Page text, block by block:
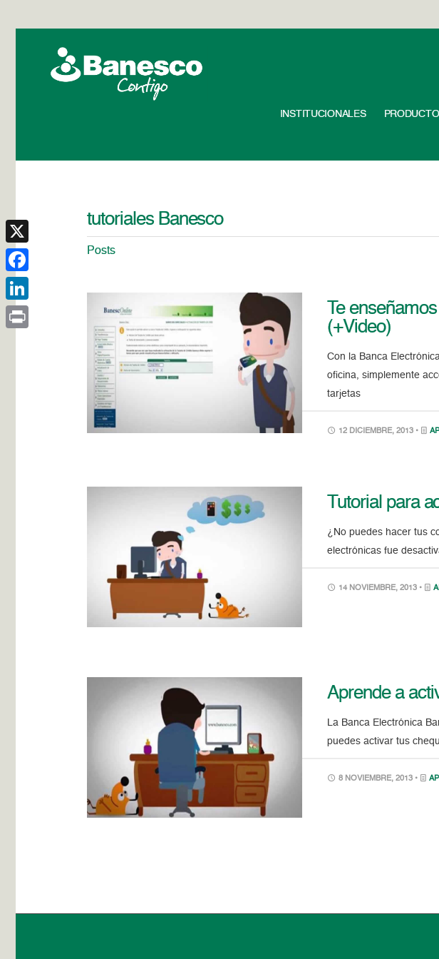
INSTITUCIONALES
tutoriales Banesco
Posts
Te
(+Video)
Con la Banca
oficina, simplemente
tarjetas
12 DICIEMBRE, 2013 •
Tutorial para
¿No puedes hacer tus
electrónicas fue
14 NOVIEMBRE, 2013 •
Aprende a
La Banca Electrónica
puedes activar tus
8 NOVIEMBRE, 2013 •
X
Facebook
LinkedIn